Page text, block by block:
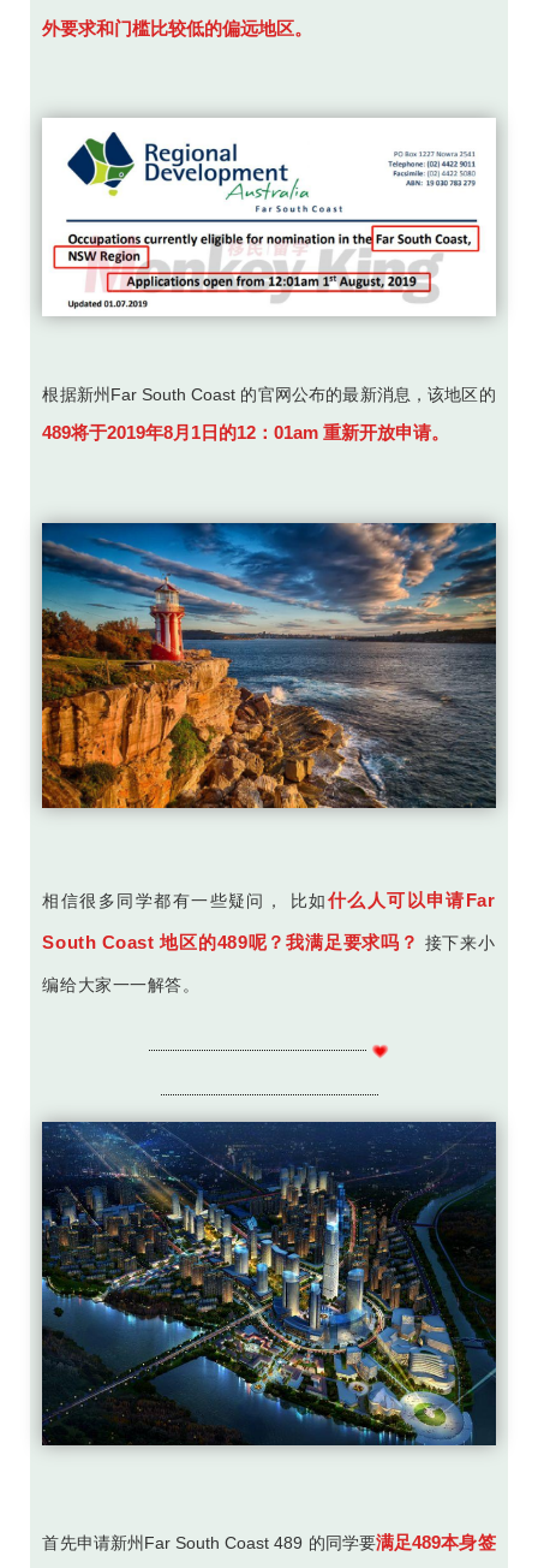
外要求和门槛比较低的偏远地区。
根据新州Far South Coast 的官网公布的最新消息，该地区的
489将于2019年8月1日的12：01am 重新开放申请。
相信很多同学都有一些疑问， 比如什么人可以申请Far
South Coast 地区的489呢？我满足要求吗？ 接下来小
编给大家一一解答。
首先申请新州Far South Coast 489 的同学要满足489本身签